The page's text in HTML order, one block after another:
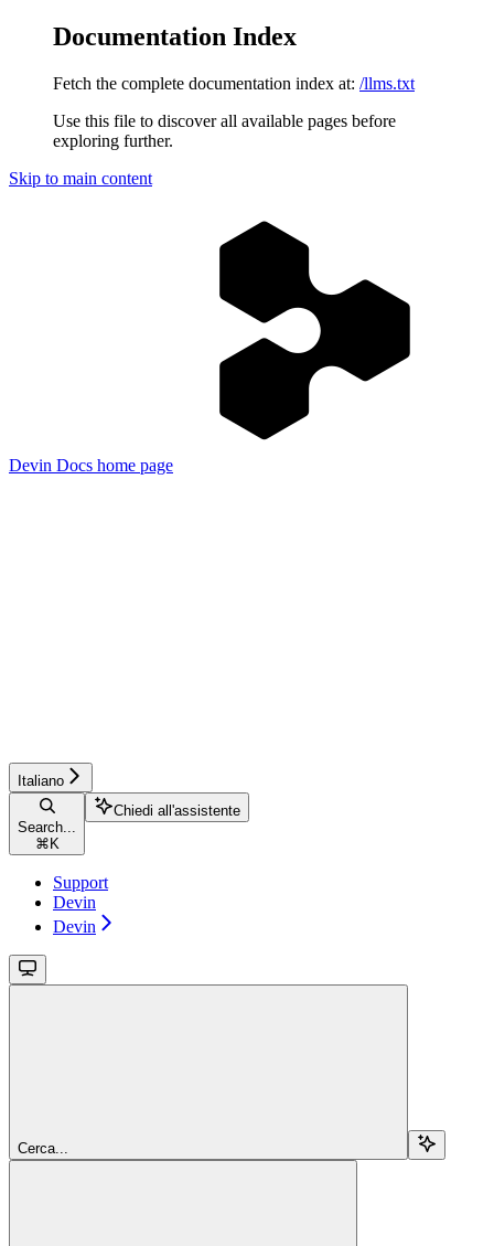
Documentation Index
Fetch the complete documentation index at: /llms.txt
Use this file to discover all available pages before
exploring further.
Skip to main content
Devin Docs home page
Italiano
Search...
⌘ K
Chiedi all'assistente
Support
Devin
Devin
Cerca...